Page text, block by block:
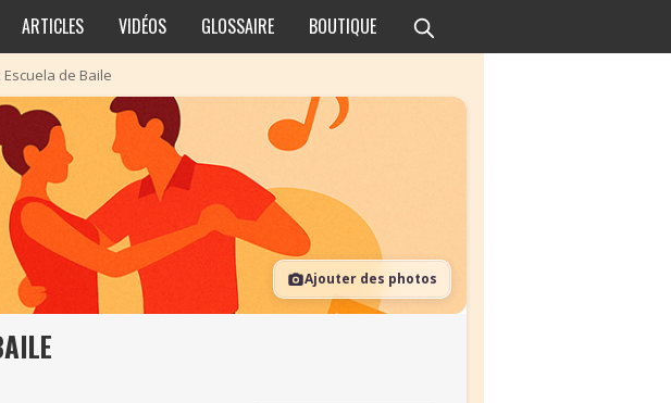
ARTICLES VIDÉOS GLOSSAIRE BOUTIQUE
de Baile
Ajouter des photos